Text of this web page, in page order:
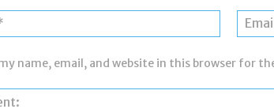
Name:*
name, email, and website in this browser for